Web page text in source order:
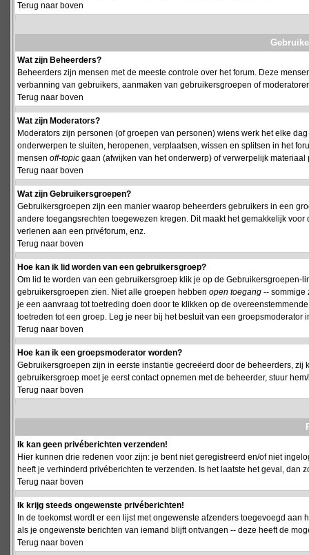
Terug naar boven
Wat zijn Beheerders?
Beheerders zijn mensen met de meeste controle over het forum. Deze
verbanning van gebruikers, aanmaken van gebruikersgroepen of
Terug naar boven
Wat zijn Moderators?
Moderators zijn personen (of groepen van personen) wiens werk het elke
onderwerpen te sluiten, heropenen, verplaatsen, wissen en splitsen in het
mensen off-topic gaan (afwijken van het onderwerp) of verwerpelijk materiaal
Terug naar boven
Wat zijn Gebruikersgroepen?
Gebruikersgroepen zijn een manier waarop beheerders gebruikers in een
andere toegangsrechten toegewezen kregen. Dit maakt het gemakkelijk
verlenen aan een privéforum, enz.
Terug naar boven
Hoe kan ik lid worden van een gebruikersgroep?
Om lid te worden van een gebruikersgroep klik je op de
gebruikersgroepen zien. Niet alle groepen hebben open toegang -- sommige
je een aanvraag tot toetreding doen door te klikken op de
toetreden tot een groep. Leg je neer bij het besluit van een
Terug naar boven
Hoe kan ik een groepsmoderator worden?
Gebruikersgroepen zijn in eerste instantie gecreëerd door de beheerders,
gebruikersgroep moet je eerst contact opnemen met de beheerder, stuur
Terug naar boven
Ik kan geen privéberichten verzenden!
Hier kunnen drie redenen voor zijn: je bent niet geregistreerd en/of niet
heeft je verhinderd privéberichten te verzenden. Is het laatste het geval, dan
Terug naar boven
Ik krijg steeds ongewenste privéberichten!
In de toekomst wordt er een lijst met ongewenste afzenders toegevoegd
als je ongewenste berichten van iemand blijft ontvangen -- deze heeft de
Terug naar boven